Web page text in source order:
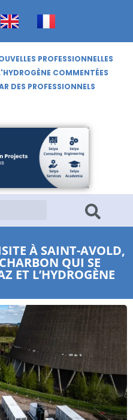
PROFESSIONNELLES
COMMENTÉES
DES PROFESSIONNELS
À SAINT-AVOLD,
QUI SE
ET L’HYDROGÈNE